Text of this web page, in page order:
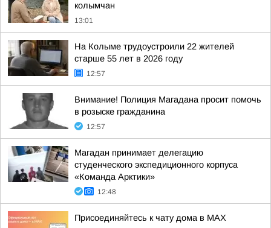
колымчан
13:01
На Колыме трудоустроили 22 жителей
старше 55 лет в 2026 году
12:57
Внимание! Полиция Магадана просит помочь
в розыске гражданина
12:57
Магадан принимает делегацию
студенческого экспедиционного корпуса
«Команда Арктики»
12:48
Присоединяйтесь к чату дома в MAX